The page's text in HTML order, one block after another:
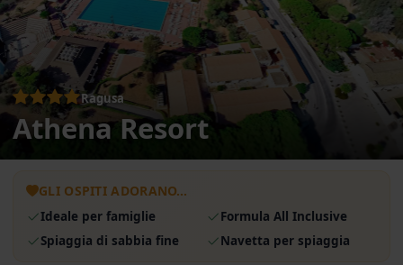
Ragusa
Athena Resort
GLI OSPITI ADORANO…
Ideale per famiglie
Formula All Inclusive
Spiaggia di sabbia fine
Navetta per spiaggia